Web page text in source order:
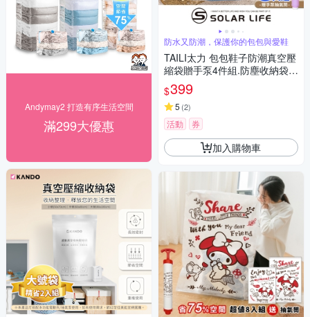
Andymay2 打造有序生活空間
滿299大優惠
防水又防潮，保護你的包包與愛鞋
TAILI太力 包包鞋子防潮真空壓
縮袋贈手泵4件組.防塵收納袋
包包壓縮袋 球鞋真空袋 換季收
納 防氧化密封
$399
5 (2)
活動 券
加入購物車